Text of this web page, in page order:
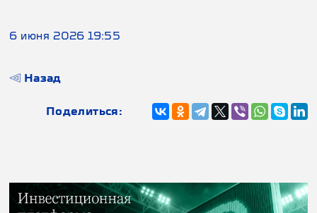
6 июня 2026 19:55
Назад
Поделиться: